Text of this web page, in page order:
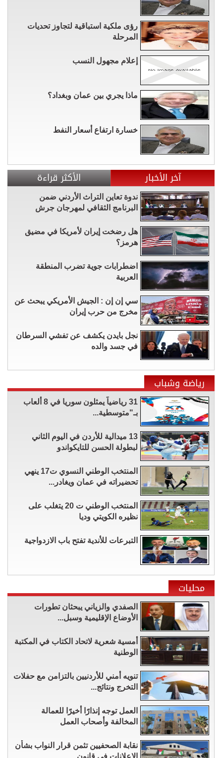
رؤى ملكية استباقية لتجاوز تحديات
المرحلة
إعلام مجهول النسب
ماذا يجري بين عمان وبغداد؟
خسارة ارتفاع أسعار النفط
آخر الأخبار الأكثر قراءة
ندوة تعاين التراث الأردني ضمن
البرنامج الثقافي لمهرجان جرش
هل رضخت إيران لأمريكا في مضيق
هرمز؟
اضطرابات جوية تضرب المنطقة
العربية
سي إن إن : الجيش الأمريكي يبحث عن
مخرج من حرب إيران
نجل بايدن يكشف عن تفشي السرطان
في جسد والده
رياضة وشباب
31 رياضياً يمثلون سوريا في 8 ألعاب
بـ"متوسطية...
13 ميدالية للأردن في اليوم الثاني
لبطولة الحسن للتايكواندو
المنتخب الوطني النسوي ت17 ينهي
تحضيراته في عمان ويغادر...
المنتخب الوطني ت 20 يتغلب على
نظيره الكويتي وديا
التبرعات للأندية تفتح باب الازدواجية
محليات
الصفدي والزياني يبحثان تطورات
الأوضاع الإقليمية وسبل...
أمسية شعرية لاتحاد الكتاب في المكتبة
الوطنية
تنويه أمني للأردنيين بالتزامن مع حفلات
التخرج ونتائج...
العمل توجه إنذارًا أخيرًا للعمالة
المخالفة وأصحاب العمل
نقابة الصحفيين تثمن قرار النواب بشأن
الإعلانات في قانون...